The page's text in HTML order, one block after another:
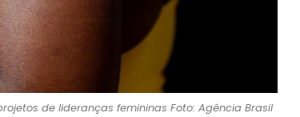
de lideranças femininas Foto: Agência Brasil